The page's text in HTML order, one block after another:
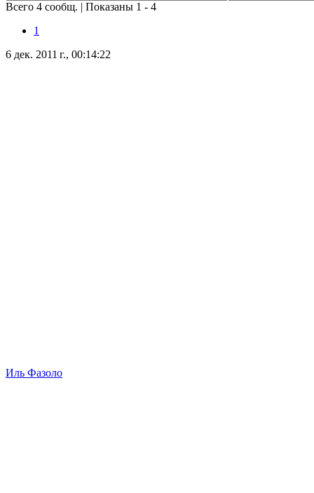
Всего 4 сообщ. | Показаны 1 - 4
1
6 дек. 2011 г., 00:14:22
Иль Фазоло